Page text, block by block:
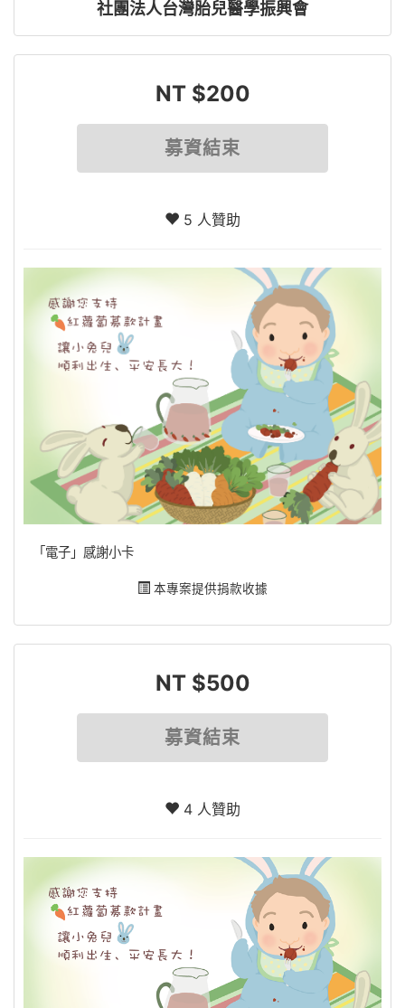
社團法人台灣胎兒醫學振興會
NT $200
募資結束
5 人贊助
「電子」感謝小卡
本專案提供捐款收據
NT $500
募資結束
4 人贊助